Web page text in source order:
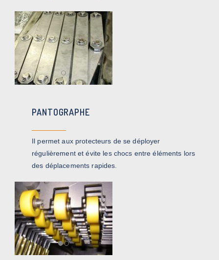
PANTOGRAPHE
Il permet aux protecteurs de se déployer
régulièrement et évite les chocs entre éléments lors
des déplacements rapides.